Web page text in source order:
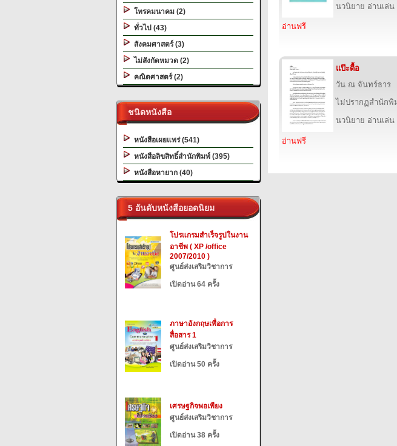
โทรคมนาคม (2)
ทั่วไป (43)
สังคมศาสตร์ (3)
ไม่สังกัดหมวด (2)
คณิตศาสตร์ (2)
ชนิดหนังสือ
หนังสือเผยแพร่ (541)
หนังสือลิขสิทธิ์สำนักพิมพ์ (395)
หนังสือหายาก (40)
5 อันดับหนังสือยอดนิยม
โปรแกรมสำเร็จรูปในงาน
อาชีพ ( XP /office
2007/2010 )
ศูนย์ส่งเสริมวิชาการ
เปิดอ่าน 64 ครั้ง
ภาษาอังกฤษเพื่อการ
สื่อสาร 1
ศูนย์ส่งเสริมวิชาการ
เปิดอ่าน 50 ครั้ง
เศรษฐกิจพอเพียง
ศูนย์ส่งเสริมวิชาการ
เปิดอ่าน 38 ครั้ง
นวนิยาย อ่านเล่
อ่านฟรี
แป๊ะดื้อ
วัน ณ จันทร์ธาร
ไม่ปรากฏสำนักพิ
นวนิยาย อ่านเล่
อ่านฟรี